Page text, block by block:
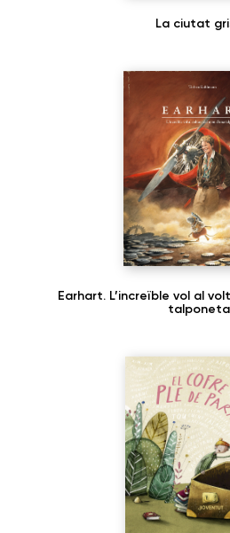
La ciutat
Earhart. L’increïble vol al
talponeta